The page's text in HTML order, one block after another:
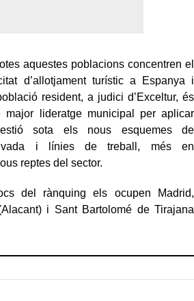
aquestes poblacions concentren el
d’allotjament turístic a Espanya i
resident, a judici d’Exceltur, és
major lideratge municipal per aplicar
sota els nous esquemes de
i línies de treball, més en
reptes del sector.
del rànquing els ocupen Madrid,
i Sant Bartolomé de Tirajana